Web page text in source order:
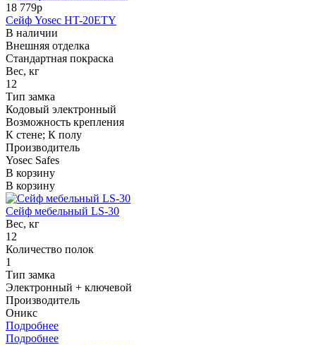
18 779р
Сейф Yosec HT-20ETY
В наличии
Внешняя отделка
Стандартная покраска
Вес, кг
12
Тип замка
Кодовый электронный
Возможность крепления
К стене; К полу
Производитель
Yosec Safes
В корзину
В корзину
Сейф мебельный LS-30
Вес, кг
12
Количество полок
1
Тип замка
Электронный + ключевой
Производитель
Оникс
Подробнее
Подробнее